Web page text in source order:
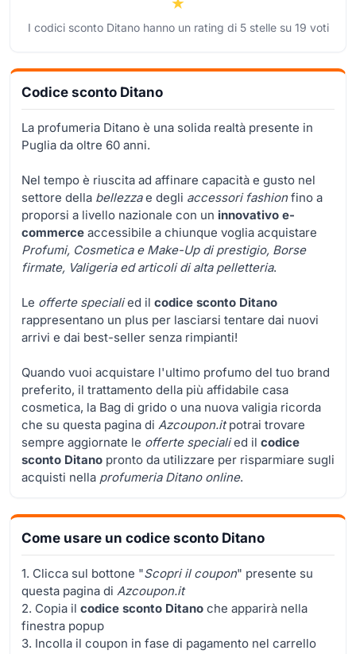
I codici sconto Ditano hanno un rating di 5stelle su 19 voti
Codice sconto Ditano
La profumeria Ditano è una solida realtà presente in
Puglia da oltre 60 anni.
Nel tempo è riuscita ad affinare capacità e gusto nel
settore della bellezzae degli accessori fashionfino a
proporsi a livello nazionale con un innovativo e-
commerce accessibile a chiunque voglia acquistare
Profumi, Cosmetica e Make-Up di prestigio, Borse
firmate, Valigeria ed articoli di alta pelletteria.
Le offerte specialied il codice sconto Ditano
rappresentano un plus per lasciarsi tentare dai nuovi
arrivi e dai best-seller senza rimpianti!
Quando vuoi acquistare l'ultimo profumo del tuo brand
preferito, il trattamento della più affidabile casa
cosmetica, la Bag di grido o una nuova valigia ricorda
che su questa pagina di Azcoupon.itpotrai trovare
sempre aggiornate le offerte specialied il codice
sconto Ditano pronto da utilizzare per risparmiare sugli
acquisti nella profumeria Ditano online.
Come usare un codice sconto Ditano
1. Clicca sul bottone "Scopri il coupon" presente su
questa pagina di Azcoupon.it
2. Copia il codice sconto Ditano che apparirà nella
finestra popup
3. Incolla il coupon in fase di pagamento nel carrello